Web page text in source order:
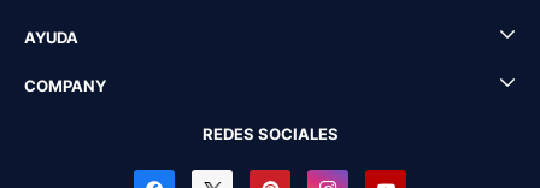
AYUDA
COMPANY
REDES SOCIALES